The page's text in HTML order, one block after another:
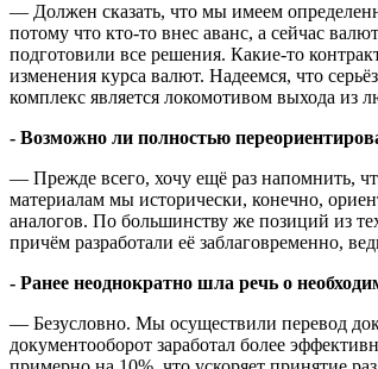
— Должен сказать, что мы имеем
потому что кто-то внес аванс, а сейчас
подготовили все решения. Какие-то
изменения курса валют. Надеемся, что
комплекс является локомотивом выхода из
- Возможно ли полностью
— Прежде всего, хочу ещё раз напомнить,
материалам мы исторически, конечно,
аналогов. По большинству же позиций из
причём разработали её заблаговременно,
- Ранее неоднократно шла речь о
— Безусловно. Мы осуществили перевод
документооборот заработал более